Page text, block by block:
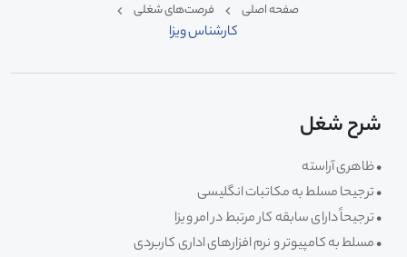
صفحه اصلی فرصت‌های شغلی
کارشناس ویزا
شرح شغل
• ظاهری آراسته
• ترجیحا مسلط به مکاتبات انگلیسی
• ترجیحاً دارای سابقه کار مرتبط در امر ویزا
• مسلط به کامپیوتر و نرم افزارهای اداری کاربردی